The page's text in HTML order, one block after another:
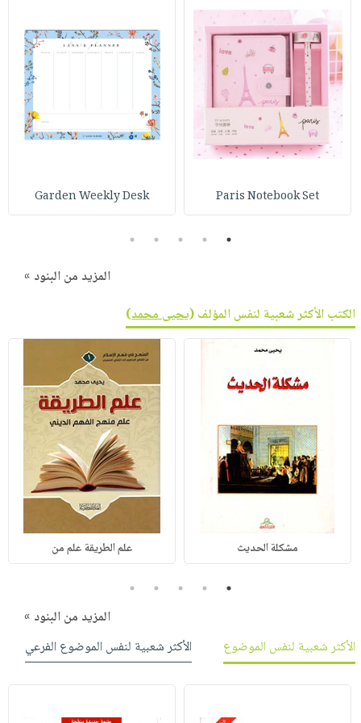
Paris Notebook Set
Garden Weekly Desk
1
2
3
4
5
المزيد من البنود »
الكتب الأكثر شعبية لنفس المؤلف (يحيى محمد)
مشكلة الحديث علم الطريقة علم من
1
2
3
4
5
المزيد من البنود »
الأكثر شعبية لنفس الموضوع
الأكثر شعبية لنفس الموضوع الفرعي